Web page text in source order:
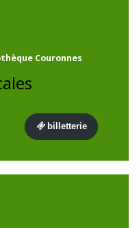
Couronnes
billetterie